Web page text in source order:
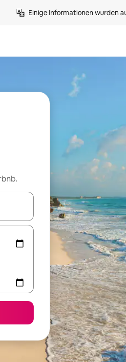
Einige Informationen wurden
den Pfeiltasten nach oben und